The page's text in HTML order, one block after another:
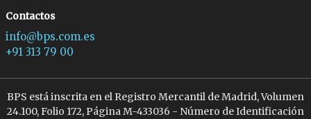
Contactos
info@bps.com.es
+91 313 79 00
BPS está inscrita en el Registro Mercantil de Madrid, Volumen
24.100, Folio 172, Página M-433036 - Número de Identificación